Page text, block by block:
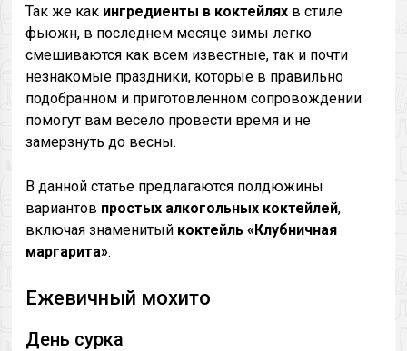
Так же как ингредиенты в коктейлях в стиле
фьюжн, в последнем месяце зимы легко
смешиваются как всем известные, так и почти
незнакомые праздники, которые в правильно
подобранном и приготовленном сопровождении
помогут вам весело провести время и не
замерзнуть до весны.
В данной статье предлагаются полдюжины
вариантов простых алкогольных коктейлей,
включая знаменитый коктейль «Клубничная
маргарита».
Ежевичный мохито
День сурка